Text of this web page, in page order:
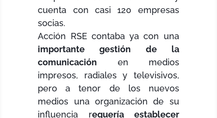
cuenta con casi 120 empresas
socias.
Acción RSE contaba ya con una
importante gestión de la
comunicación en medios
impresos, radiales y televisivos,
pero a tenor de los nuevos
medios una organización de su
influencia requería establecer